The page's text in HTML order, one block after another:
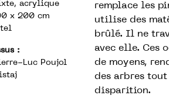
acrylique
x 200 cm
:
Luc Poujol
remplace les
utilise des
brûlé. Il ne
avec elle. Ces
de moyens,
des arbres
disparition.